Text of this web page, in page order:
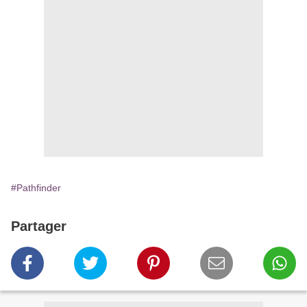
#Pathfinder
Partager